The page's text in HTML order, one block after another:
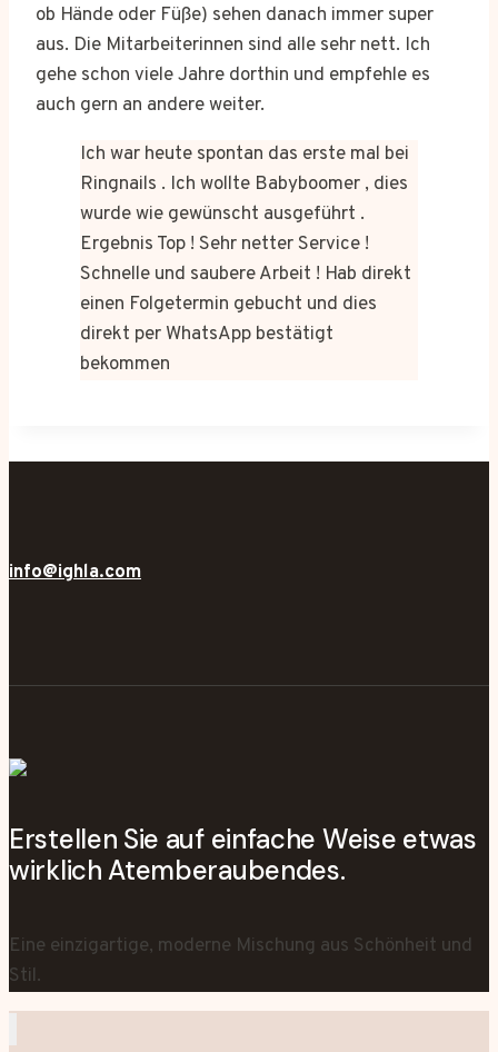
ob Hände oder Füße) sehen danach immer super
aus. Die Mitarbeiterinnen sind alle sehr nett. Ich
gehe schon viele Jahre dorthin und empfehle es
auch gern an andere weiter.
Ich war heute spontan das erste mal bei
Ringnails . Ich wollte Babyboomer , dies
wurde wie gewünscht ausgeführt .
Ergebnis Top ! Sehr netter Service !
Schnelle und saubere Arbeit ! Hab direkt
einen Folgetermin gebucht und dies
direkt per WhatsApp bestätigt
bekommen
info@ighla.com
Erstellen Sie auf einfache Weise etwas
wirklich Atemberaubendes.
Eine einzigartige, moderne Mischung aus Schönheit und
Stil.